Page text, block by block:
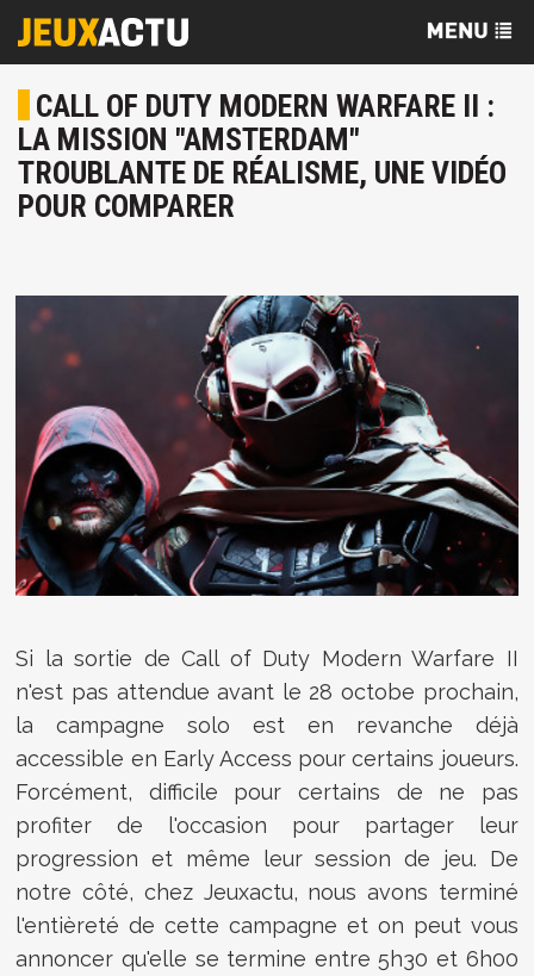
CALL OF DUTY MODERN WARFARE II :
LA MISSION "AMSTERDAM"
TROUBLANTE DE RÉALISME, UNE VIDÉO
POUR COMPARER
Si la sortie deCall of Duty Modern Warfare II
n'est pas attendue avant le 28 octobe prochain,
la campagne solo est en revanche déjà
accessible en Early Access pour certains joueurs.
Forcément, difficile pour certains de ne pas
profiter de l'occasion pour partager leur
progression et même leur session de jeu. De
notre côté, chez Jeuxactu, nous avons terminé
l'entièreté de cette campagne et on peut vous
annoncer qu'elle se termine entre 5h30 et 6h00